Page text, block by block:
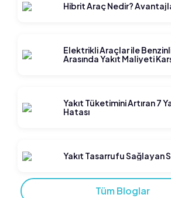
Hibrit Araç Nedir?
Elektrikli Araçlar ile
Arasında Yakıt Maliyeti
Yakıt Tüketimini Artıran 7
Hatası
Yakıt Tasarrufu Sağlayan
Tüm Bloglar